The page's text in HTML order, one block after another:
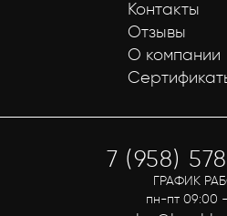
Контакты
Отзывы
О компании
7 (958)
ГРАФИК
пн-пт 09:00